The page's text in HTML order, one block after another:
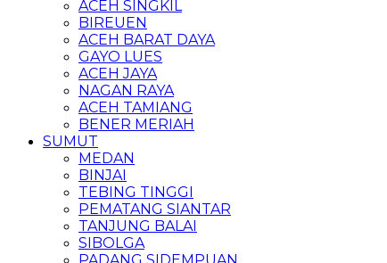
ACEH SINGKIL
BIREUEN
ACEH BARAT DAYA
GAYO LUES
ACEH JAYA
NAGAN RAYA
ACEH TAMIANG
BENER MERIAH
SUMUT
MEDAN
BINJAI
TEBING TINGGI
PEMATANG SIANTAR
TANJUNG BALAI
SIBOLGA